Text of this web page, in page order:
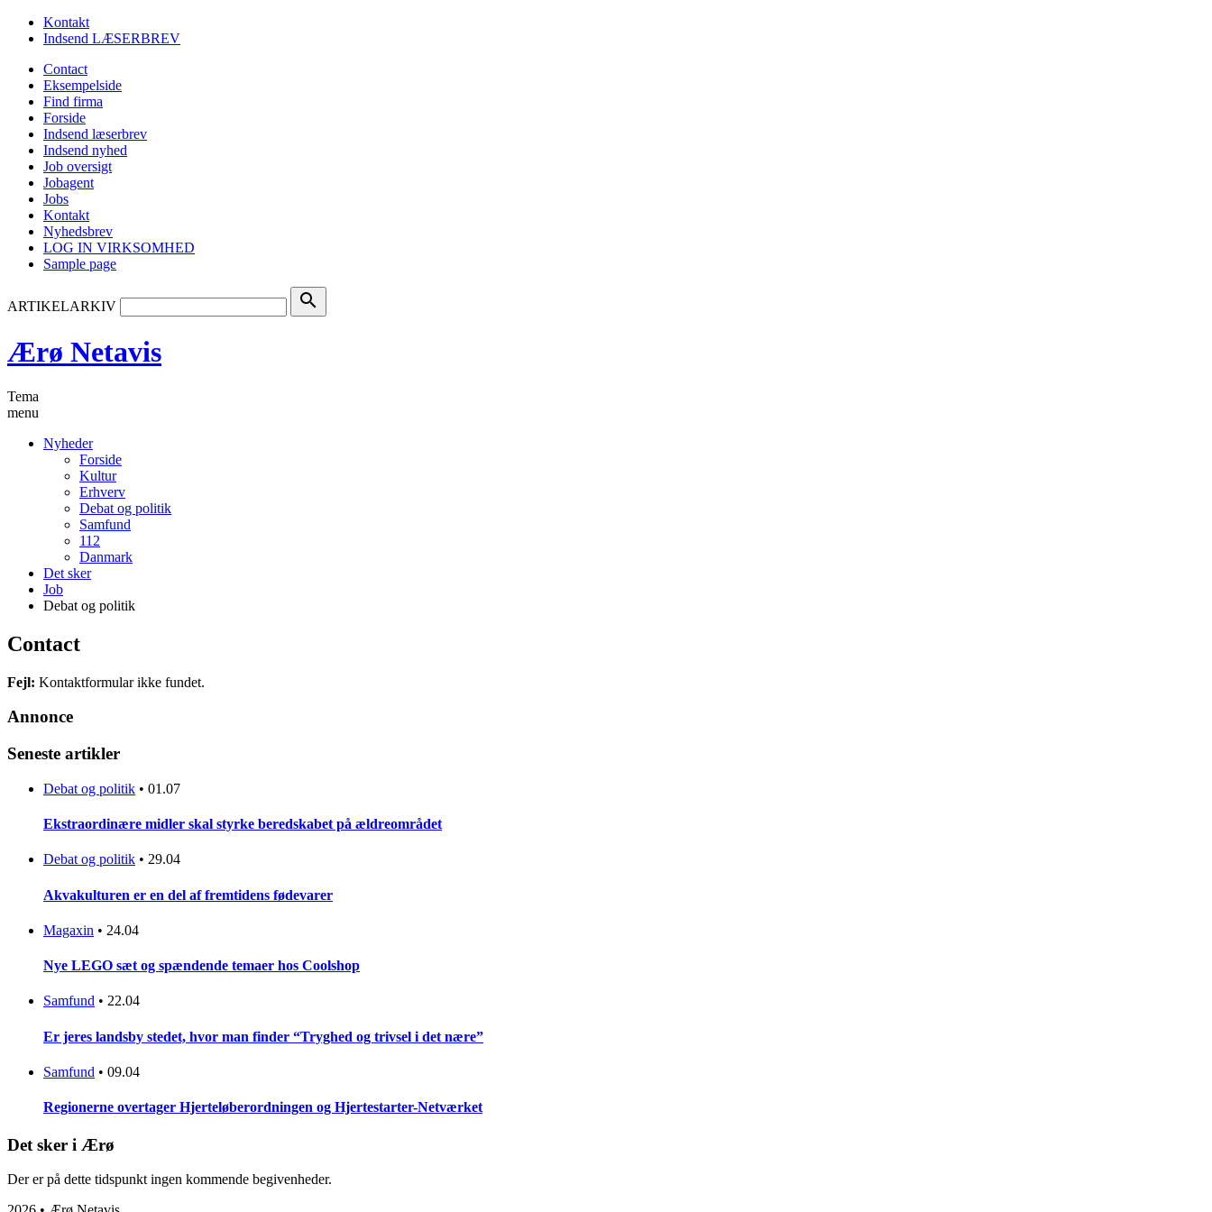
Kontakt
Indsend LÆSERBREV
Contact
Eksempelside
Find firma
Forside
Indsend læserbrev
Indsend nyhed
Job oversigt
Jobagent
Jobs
Kontakt
Nyhedsbrev
LOG IN VIRKSOMHED
Sample page
ARTIKELARKIV search
Ærø Netavis
Tema
menu
Nyheder
Forside
Kultur
Erhverv
Debat og politik
Samfund
112
Danmark
Det sker
Job
Debat og politik
Contact
Fejl: Kontaktformular ikke fundet.
Annonce
Seneste artikler
Debat og politik • 01.07
Ekstraordinære midler skal styrke beredskabet på ældreområdet
Debat og politik • 29.04
Akvakulturen er en del af fremtidens fødevarer
Magaxin • 24.04
Nye LEGO sæt og spændende temaer hos Coolshop
Samfund • 22.04
Er jeres landsby stedet, hvor man finder “Tryghed og trivsel i det nære”
Samfund • 09.04
Regionerne overtager Hjerteløberordningen og Hjertestarter-Netværket
Det sker i Ærø
Der er på dette tidspunkt ingen kommende begivenheder.